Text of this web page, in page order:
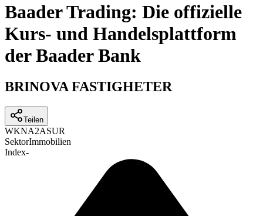
Baader Trading: Die offizielle
Kurs- und Handelsplattform
der Baader Bank
BRINOVA FASTIGHETER
Teilen
WKNA2ASUR
SektorImmobilien
Index-